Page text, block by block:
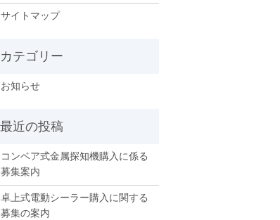
サイトマップ
お知らせ
コンベア式金属探知機購入に係る
募集案内
卓上式電動シーラー購入に関する
募集の案内